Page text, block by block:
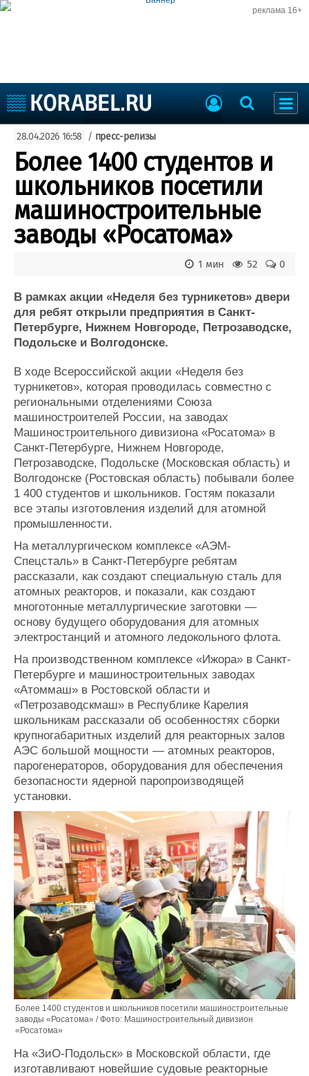
реклама 16+
Судоходство
Судоремонт
События
Порты
ВМФ
Яхты и катера
Еще
Пульс
Новости
Компании
Репутация
Крюинг
Журнал
Реклама
Доска объявлений
Продажа флота
Оборудование
Изделия
Услуги
Конференции
Выставки и семинары
Личности
Словарь
Флот
Галерея флота
Форум
Отзывы
28.04.2026 16:58 / пресс-релизы
Более 1400 студентов и
школьников посетили
машиностроительные
заводы «Росатома»
0
52
1 мин
В рамках акции «Неделя без турникетов» двери
для ребят открыли предприятия в Санкт-
Петербурге, Нижнем Новгороде, Петрозаводске,
Подольске и Волгодонске.
В ходе Всероссийской акции «Неделя без
турникетов», которая проводилась совместно с
региональными отделениями Союза
машиностроителей России, на заводах
Машиностроительного дивизиона «Росатома» в
Санкт-Петербурге, Нижнем Новгороде,
Петрозаводске, Подольске (Московская область) и
Волгодонске (Ростовская область) побывали более
1 400 студентов и школьников. Гостям показали
все этапы изготовления изделий для атомной
промышленности.
На металлургическом комплексе «АЭМ-
Спецсталь» в Санкт-Петербурге ребятам
рассказали, как создают специальную сталь для
атомных реакторов, и показали, как создают
многотонные металлургические заготовки —
основу будущего оборудования для атомных
электростанций и атомного ледокольного флота.
На производственном комплексе «Ижора» в Санкт-
Петербурге и машиностроительных заводах
«Атоммаш» в Ростовской области и
«Петрозаводскмаш» в Республике Карелия
школьникам рассказали об особенностях сборки
крупногабаритных изделий для реакторных залов
АЭС большой мощности — атомных реакторов,
парогенераторов, оборудования для обеспечения
безопасности ядерной паропроизводящей
установки.
Более 1400 студентов и школьников посетили машиностроительные
заводы «Росатома» / Фото: Машиностроительный дивизион
«Росатома»
На «ЗиО-Подольск» в Московской области, где
изготавливают новейшие судовые реакторные